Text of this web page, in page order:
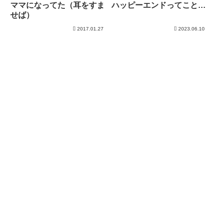
ママになってた（耳をすま
せば）
2017.01.27
ハッピーエンドってことで
2023.06.10